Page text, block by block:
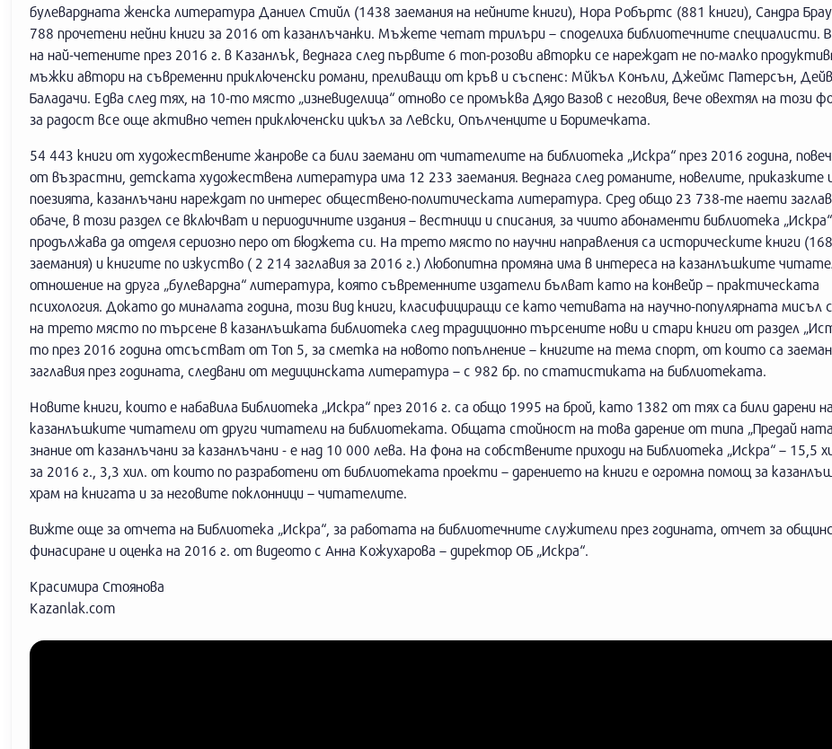
булевардната женска литература Даниел Стийл (1438 заемания на нейните книги), Нора Робъртс (881 книги), Сандра
788 прочетени нейни книги за 2016 от казанлъчанки. Мъжете четат трилъри – споделиха библиотечните специалисти.
на най-четените през 2016 г. в Казанлък, веднага след първите 6 топ-розови авторки се нареждат не по-малко
мъжки автори на съвременни приключенски романи, преливащи от кръв и съспенс: Мйкъл Конъли, Джеймс Патерсън,
Баладачи. Едва след тях, на 10-то място „изневиделица“ отново се промъква Дядо Вазов с неговия, вече овехтял на този
за радост все още активно четен приключенски цикъл за Левски, Опълченците и Боримечката.
54 443 книги от художествените жанрове са били заемани от читателите на библиотека „Искра“ през 2016 година,
от възрастни, детската художествена литература има 12 233 заемания. Веднага след романите, новелите, приказките
поезията, казанлъчани нареждат по интерес обществено-политическата литература. Сред общо 23 738-те наети
обаче, в този раздел се включват и периодичните издания – вестници и списания, за чиито абонаменти библиотека „Искра“
продължава да отделя сериозно перо от бюджета си. На трето място по научни направления са историческите книги (168
заемания) и книгите по изкуство ( 2 214 заглавия за 2016 г.) Любопитна промяна има в интереса на казанлъшките
отношение на друга „булевардна“ литература, която съвременните издатели бълват като на конвейр – практическата
психология. Докато до миналата година, този вид книги, класифициращи се като четивата на научно-популярната мисъл
на трето място по търсене в казанлъшката библиотека след традиционно търсените нови и стари книги от раздел
то през 2016 година отсъстват от Топ 5, за сметка на новото попълнение – книгите на тема спорт, от които са
заглавия през годината, следвани от медицинската литература – с 982 бр. по статистиката на библиотеката.
Новите книги, които е набавила Библиотека „Искра“ през 2016 г. са общо 1995 на брой, като 1382 от тях са били дарени на
казанлъшките читатели от други читатели на библиотеката. Общата стойност на това дарение от типа „Предай
знание от казанлъчани за казанлъчани - е над 10 000 лева. На фона на собствените приходи на Библиотека „Искра“ – 15,5
за 2016 г., 3,3 хил. от които по разработени от библиотеката проекти – дарението на книги е огромна помощ за
храм на книгата и за неговите поклонници – читателите.
Вижте още за отчета на Библиотека „Искра“, за работата на библиотечните служители през годината, отчет за
финасиране и оценка на 2016 г. от видеото с Анна Кожухарова – директор ОБ „Искра“.
Красимира Стоянова
Kazanlak.com